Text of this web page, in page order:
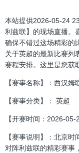
本站提供2026-05-24
利兹联】的现场直播。
确保不错过这场精彩的
关于英超的最新比赛列
赛程安排。这里是您获
【赛事名称】：西汉姆
【赛事分类】： 英超
【开赛时间：2026-
【赛事说明】：北京
对阵利兹联的精彩赛事